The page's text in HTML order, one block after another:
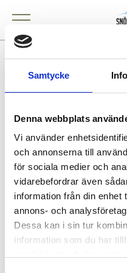
Samtycke
Denna webbplats
Vi använder
och annonserna till
för sociala medier och
vidarebefordrar även
information från din enhet
annons- och
Dessa kan i sin tur
information som du har
Sixten
AB
KONTAKT
Boden
Köpa och äga
Köpa och äga